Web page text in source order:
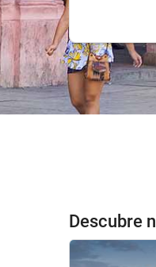
Descubre